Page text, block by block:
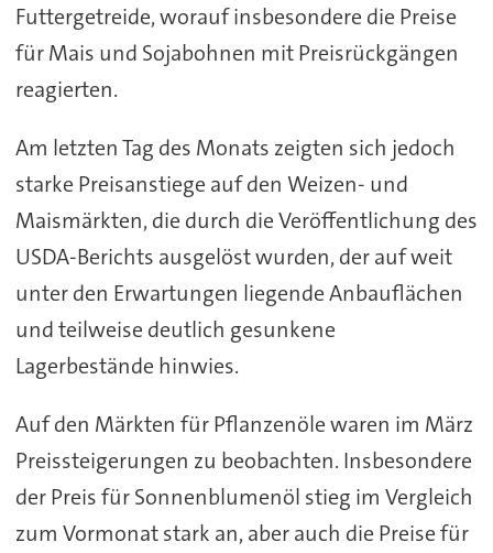
Futtergetreide, worauf insbesondere die Preise
für Mais und Sojabohnen mit Preisrückgängen
reagierten.
Am letzten Tag des Monats zeigten sich jedoch
starke Preisanstiege auf den Weizen- und
Maismärkten, die durch die Veröffentlichung des
USDA-Berichts ausgelöst wurden, der auf weit
unter den Erwartungen liegende Anbauflächen
und teilweise deutlich gesunkene
Lagerbestände hinwies.
Auf den Märkten für Pflanzenöle waren im März
Preissteigerungen zu beobachten. Insbesondere
der Preis für Sonnenblumenöl stieg im Vergleich
zum Vormonat stark an, aber auch die Preise für